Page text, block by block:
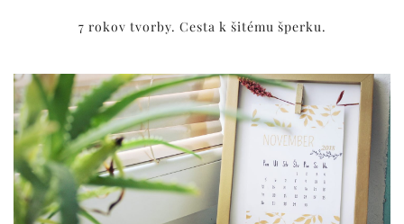
7 rokov tvorby. Cesta k šitému šperku.